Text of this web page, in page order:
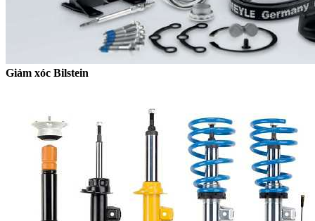
Giảm xóc Bilstein